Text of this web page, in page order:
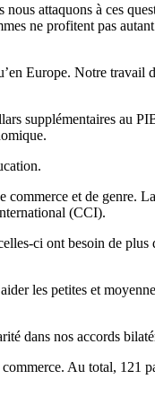
attaquons à ces
ne profitent pas
Europe. Notre travail
supplémentaires au
commerce et de genre.
(CCI).
ci ont besoin de plus
les petites et
dans nos accords
Au total, 121